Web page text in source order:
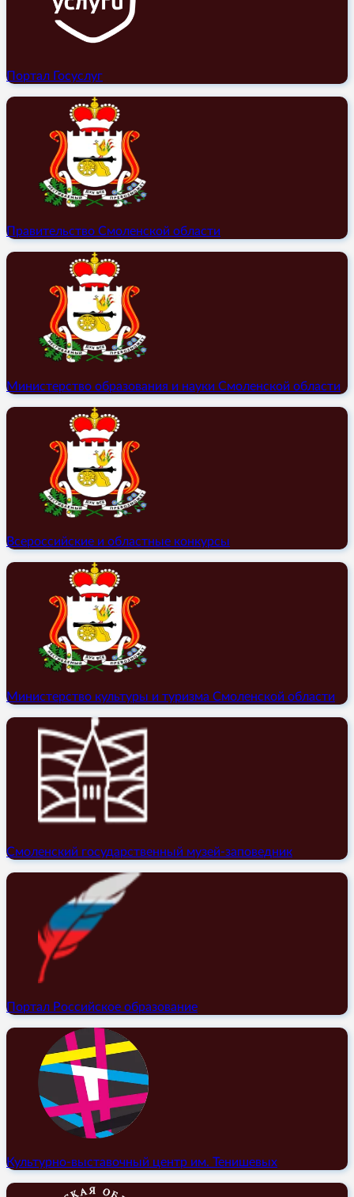
Портал Госуслуг
Правительство Смоленской области
Министерство образования и науки Смоленской области
Всероссийские и областные конкурсы
Министерство культуры и туризма Смоленской области
Смоленский государственный музей-заповедник
Портал Российское образование
Культурно-выставочный центр им. Тенишевых